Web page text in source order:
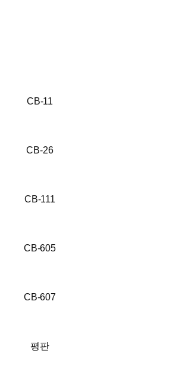
CB-11
CB-26
CB-111
CB-605
CB-607
평판